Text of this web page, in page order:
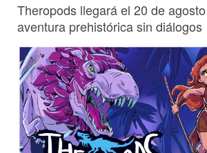
Theropods llegará el 20 de
aventura prehistórica sin diálogos